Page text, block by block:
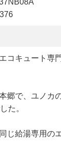
コキュート専
郷で、ユノカ
た。
じ給湯専用の